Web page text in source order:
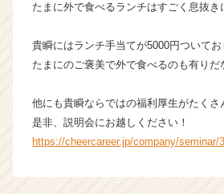
サ
ト
チ
ャ
リ
ア
h
たまに外で食べるランチはすごく息抜き
貴瞬にはランチ手当てが5000円ついて
たまにのご褒美で外で食べるのも有りだ
他にも貴瞬ならではの福利厚生がたくさ
是非、説明会にお越しください！
https://cheercareer.jp/company/seminar/